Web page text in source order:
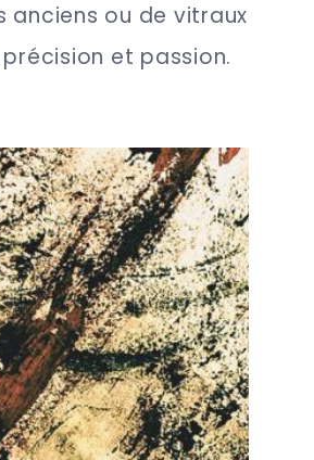
ou de vitraux
et passion.